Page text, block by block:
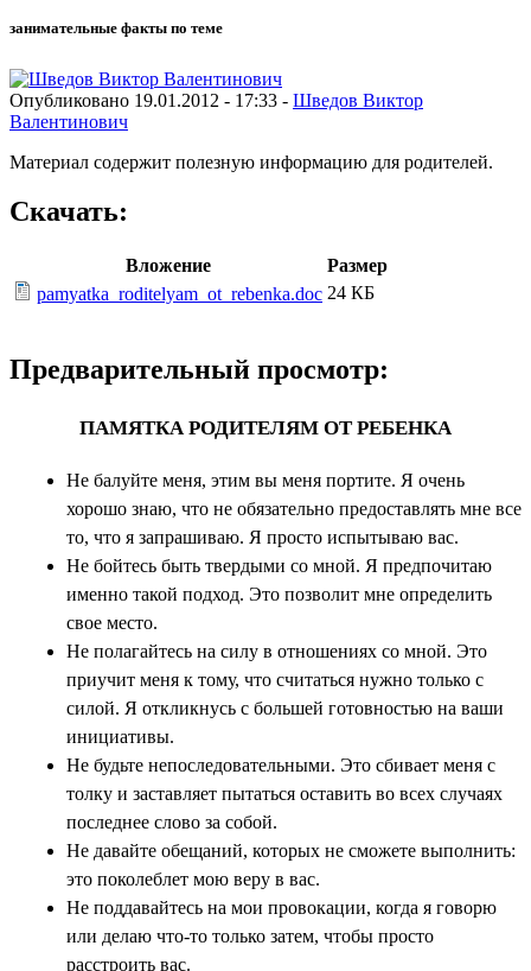
занимательные факты по теме
Опубликовано 19.01.2012 - 17:33 - Шведов Виктор
Валентинович
Материал содержит полезную информацию для родителей.
Скачать:
Вложение
Размер
pamyatka_roditelyam_ot_rebenka.doc 24 КБ
Предварительный просмотр:
ПАМЯТКА РОДИТЕЛЯМ ОТ РЕБЕНКА
Не балуйте меня, этим вы меня портите. Я очень
хорошо знаю, что не обязательно предоставлять мне все
то, что я запрашиваю. Я просто испытываю вас.
Не бойтесь быть твердыми со мной. Я предпочитаю
именно такой подход. Это позволит мне определить
свое место.
Не полагайтесь на силу в отношениях со мной. Это
приучит меня к тому, что считаться нужно только с
силой. Я откликнусь с большей готовностью на ваши
инициативы.
Не будьте непоследовательными. Это сбивает меня с
толку и заставляет пытаться оставить во всех случаях
последнее слово за собой.
Не давайте обещаний, которых не сможете выполнить:
это поколеблет мою веру в вас.
Не поддавайтесь на мои провокации, когда я говорю
или делаю что-то только затем, чтобы просто
расстроить вас.